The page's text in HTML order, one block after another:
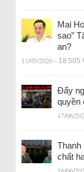
Mai
sao”
an?
11/05/2026 - 18.505
Đẩy
quyền
17/06/
Thanh
chất